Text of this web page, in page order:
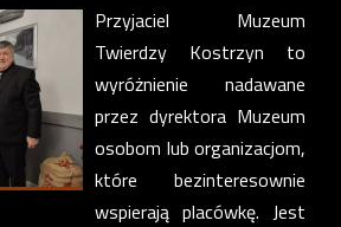
Przyjaciel Muzeum
Twierdzy Kostrzyn to
wyróżnienie nadawane
przez dyrektora Muzeum
osobom lub organizacjom,
które bezinteresownie
wspierają placówkę. Jest